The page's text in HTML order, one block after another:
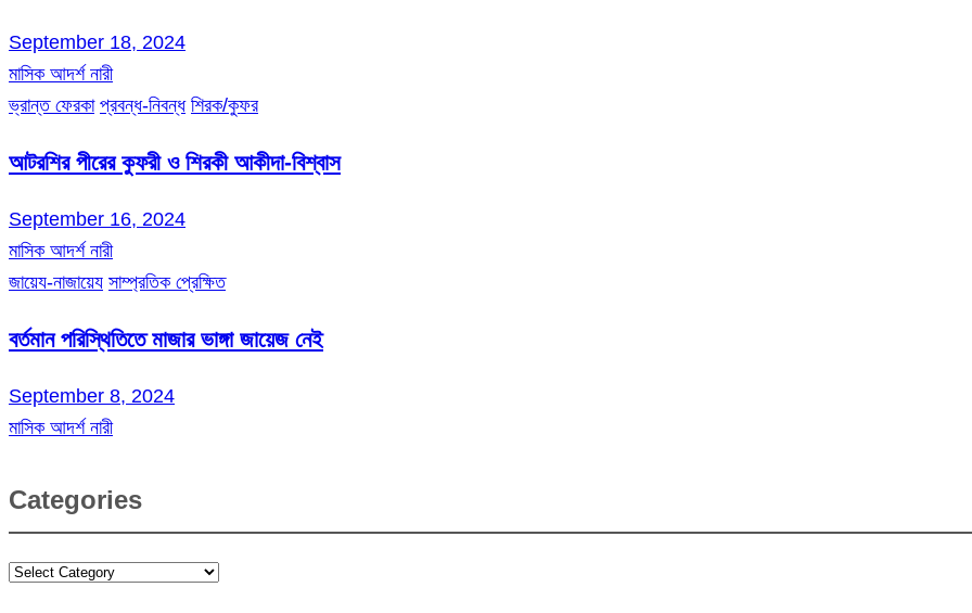
September 18, 2024
মাসিক আদর্শ নারী
ভ্রান্ত ফেরকা প্রবন্ধ-নিবন্ধ শিরক/কুফর
আটরশির পীরের কুফরী ও শিরকী আকীদা-বিশ্বাস
September 16, 2024
মাসিক আদর্শ নারী
জায়েয-নাজায়েয সাম্প্রতিক প্রেক্ষিত
বর্তমান পরিস্থিতিতে মাজার ভাঙ্গা জায়েজ নেই
September 8, 2024
মাসিক আদর্শ নারী
Categories
Categories